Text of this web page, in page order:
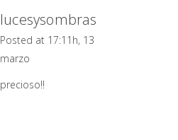
lucesysombras
Posted at 17:11h, 13
marzo
precioso!!